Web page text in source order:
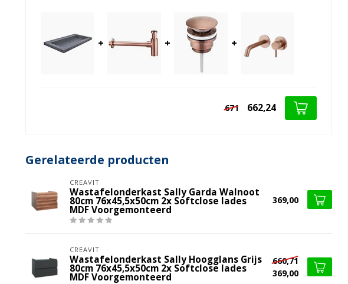
+ + +
671 662,24
Gerelateerde producten
CREAVIT
Wastafelonderkast Sally Garda Walnoot
80cm 76x45,5x50cm 2x Softclose lades
MDF Voorgemonteerd
369,00
CREAVIT
Wastafelonderkast Sally Hoogglans Grijs
80cm 76x45,5x50cm 2x Softclose lades
MDF Voorgemonteerd
660,71
369,00